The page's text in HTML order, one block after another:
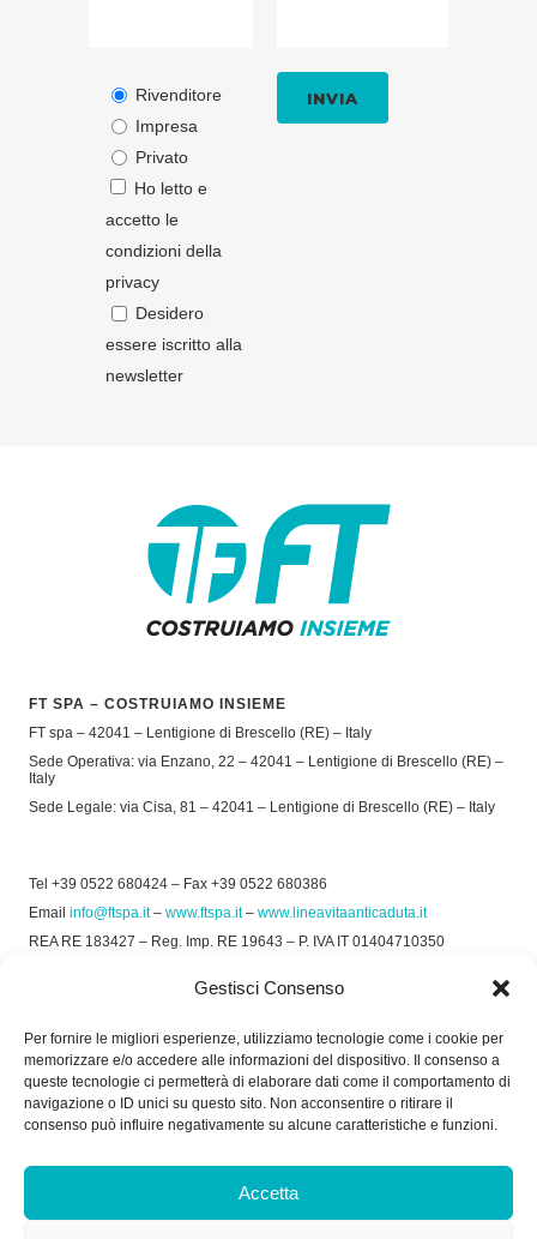
Gestisci Consenso
Per fornire le migliori esperienze, utilizziamo tecnologie come i cookie per
memorizzare e/o accedere alle informazioni del dispositivo. Il consenso a
queste tecnologie ci permetterà di elaborare dati come il comportamento di
navigazione o ID unici su questo sito. Non acconsentire o ritirare il
consenso può influire negativamente su alcune caratteristiche e funzioni.
Accetta
Rivenditore
Impresa
Privato
Ho letto e
accetto le
condizioni della
privacy
Desidero
essere iscritto alla
newsletter
FT SPA – COSTRUIAMO INSIEME
FT spa – 42041 – Lentigione di Brescello (RE) – Italy
Sede Operativa: via Enzano, 22 – 42041 – Lentigione di Brescello (RE) –
Italy
Sede Legale: via Cisa, 81 – 42041 – Lentigione di Brescello (RE) – Italy
Tel +39 0522 680424 – Fax +39 0522 680386
Email info@ftspa.it– www.ftspa.it– www.lineavitaanticaduta.it
REA RE 183427 – Reg. Imp. RE 19643 – P. IVA IT 01404710350
Privacy Policy–Cookie Policy
SOCIAL
Dal Lunedì al Venerdì: 8.00/12.30 - 13.30/17.30